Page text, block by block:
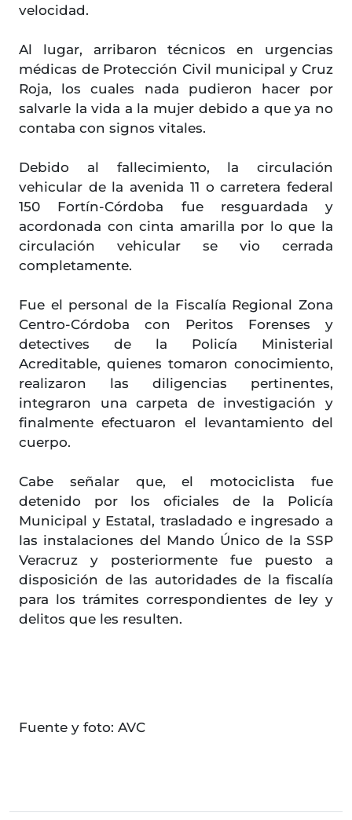
velocidad.
Al lugar, arribaron técnicos en urgencias
médicas de Protección Civil municipal y Cruz
Roja, los cuales nada pudieron hacer por
salvarle la vida a la mujer debido a que ya no
contaba con signos vitales.
Debido al fallecimiento, la circulación
vehicular de la avenida 11 o carretera federal
150 Fortín-Córdoba fue resguardada y
acordonada con cinta amarilla por lo que la
circulación vehicular se vio cerrada
completamente.
Fue el personal de la Fiscalía Regional Zona
Centro-Córdoba con Peritos Forenses y
detectives de la Policía Ministerial
Acreditable, quienes tomaron conocimiento,
realizaron las diligencias pertinentes,
integraron una carpeta de investigación y
finalmente efectuaron el levantamiento del
cuerpo.
Cabe señalar que, el motociclista fue
detenido por los oficiales de la Policía
Municipal y Estatal, trasladado e ingresado a
las instalaciones del Mando Único de la SSP
Veracruz y posteriormente fue puesto a
disposición de las autoridades de la fiscalía
para los trámites correspondientes de ley y
delitos que les resulten.
Fuente y foto: AVC